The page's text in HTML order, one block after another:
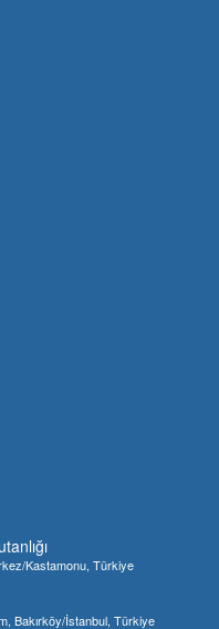
Kastamonu, Türkiye
Bakırköy/İstanbul, Türkiye